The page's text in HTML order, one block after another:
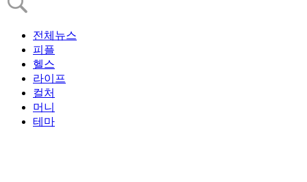
전체뉴스
피플
헬스
라이프
컬처
머니
테마